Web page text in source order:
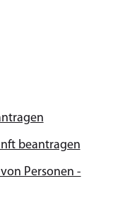
beantragen
Personen -